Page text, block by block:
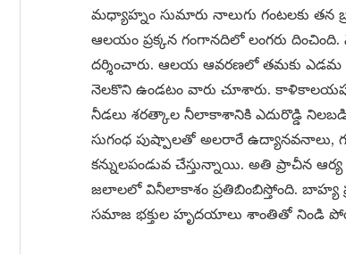
మధ్యాహ్నం సుమారు నాలుగు గంటలకు తన
ఆలయం ప్రక్కన గంగానదిలో లంగరు
దర్శించారు. ఆలయ ఆవరణలో తమకు ఎడమ
నెలకొని ఉండటం వారు చూశారు. కాళికాలయపు
నీడలు శరత్కాల నీలాకాశానికి ఎదురొడ్డి
సుగంధ పుష్పాలతో అలరారే ఉద్యానవనాలు,
కన్నులపండువ చేస్తున్నాయి. అతి ప్రాచీన
జలాలలో వినీలాకాశం ప్రతిబింబిస్తోంది. బాహ్య
సమాజ భక్తుల హృదయాలు శాంతితో